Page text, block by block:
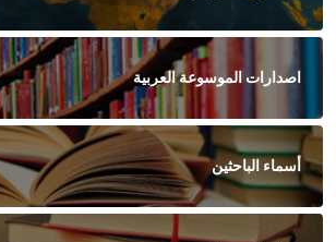
اصدارات الموسوعة العربية
أسماء الباحثين